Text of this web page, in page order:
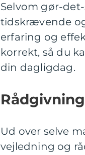
Selvom gør-
tidskrævende
erfaring og
korrekt, så du
din dagligdag.
Ud over selve
vejledning og